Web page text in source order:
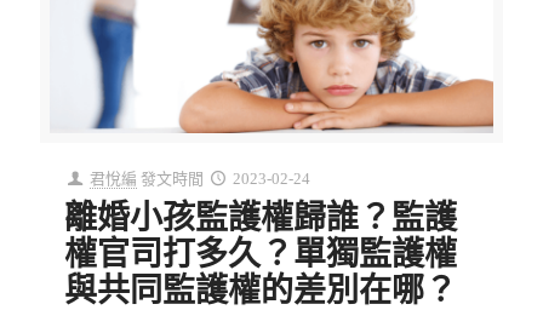
君悅編 發文時間 2023-02-24
離婚小孩監護權歸誰？監護
權官司打多久？單獨監護權
與共同監護權的差別在哪？